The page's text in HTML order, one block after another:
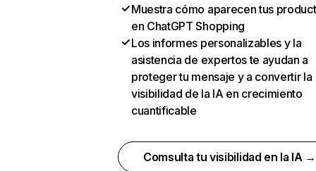
Muestra cómo aparecen tus
en ChatGPT Shopping
Los informes personalizables y la
asistencia de expertos te ayudan a
proteger tu mensaje y a convertir la
visibilidad de la IA en crecimiento
cuantificable
Comsulta tu visibilidad en la IA →